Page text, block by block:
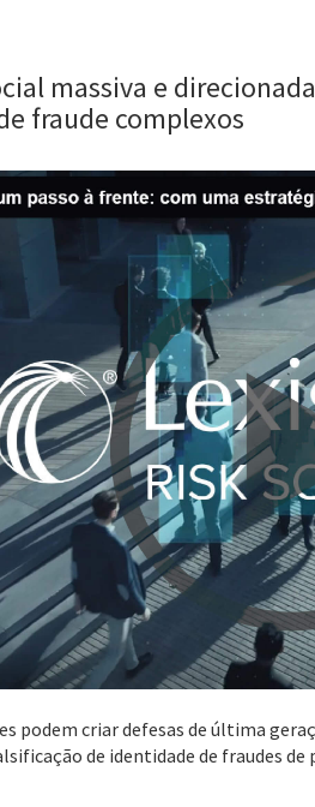
massiva e
fraude complexos
podem criar defesas de última
de identidade de fraudes